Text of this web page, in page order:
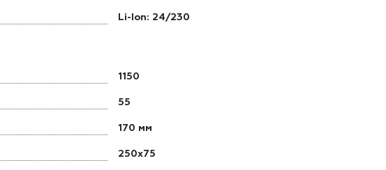
Li-Ion: 24/230
1150
55
170 мм
250x75